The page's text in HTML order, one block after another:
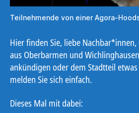
Teilnehmende von einer Agora-
Hier finden Sie, liebe
aus Oberbarmen und
ankündigen oder dem Stadtteil
melden Sie sich einfach.
Dieses Mal mit dabei: